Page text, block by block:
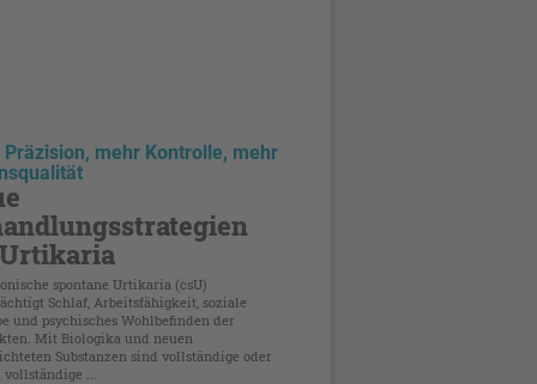
Präzision, mehr Kontrolle, mehr
spontane Urtikaria (csU)
Schlaf, Arbeitsfähigkeit, soziale
und psychisches Wohlbefinden der
Mit Biologika und neuen
Substanzen sind vollständige oder
...